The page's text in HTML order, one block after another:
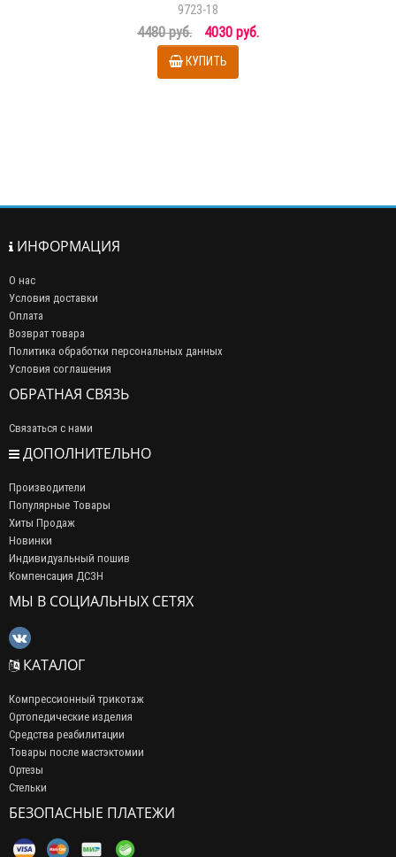
9723-18
4480 руб. 4030 руб.
КУПИТЬ
ИНФОРМАЦИЯ
О нас
Условия доставки
Оплата
Возврат товара
Политика обработки персональных данных
Условия соглашения
ОБРАТНАЯ СВЯЗЬ
Связаться с нами
ДОПОЛНИТЕЛЬНО
Производители
Популярные Товары
Хиты Продаж
Новинки
Индивидуальный пошив
Компенсация ДСЗН
МЫ В СОЦИАЛЬНЫХ СЕТЯХ
КАТАЛОГ
Компрессионный трикотаж
Ортопедические изделия
Средства реабилитации
Товары после мастэктомии
Ортезы
Стельки
БЕЗОПАСНЫЕ ПЛАТЕЖИ